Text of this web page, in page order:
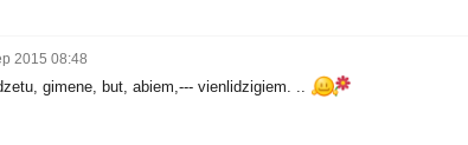
2015 08:48
gimene, but, abiem,--- vienlidzigiem. ..